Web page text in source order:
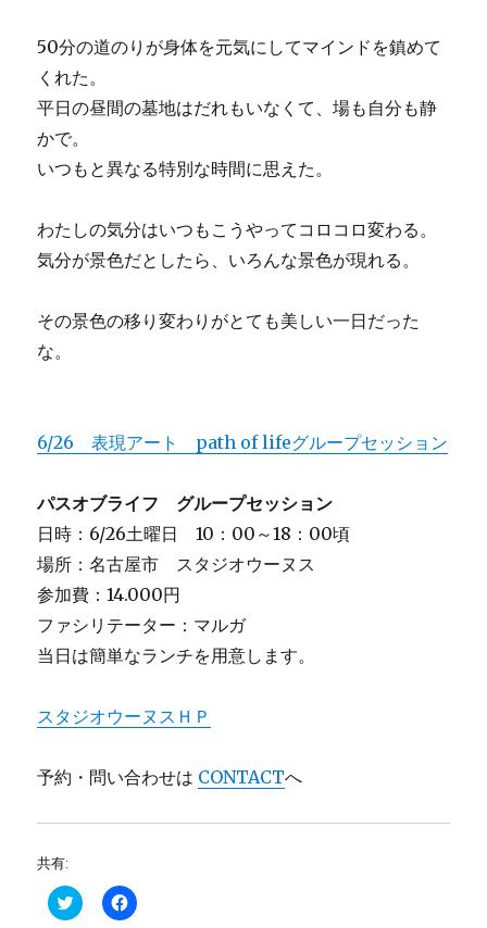
50分の道のりが身体を元気にしてマインドを鎮めて
くれた。
平日の昼間の墓地はだれもいなくて、場も自分も静
かで。
いつもと異なる特別な時間に思えた。
わたしの気分はいつもこうやってコロコロ変わる。
気分が景色だとしたら、いろんな景色が現れる。
その景色の移り変わりがとても美しい一日だった
な。
6/26 表現アート path of lifeグループセッション
パスオブライフ グループセッション
日時：6/26土曜日 10：00～18：00頃
場所：名古屋市 スタジオウーヌス
参加費：14.000円
ファシリテーター：マルガ
当日は簡単なランチを用意します。
スタジオウーヌスＨＰ
予約・問い合わせは CONTACTへ
共有:
ク
リ
F
a